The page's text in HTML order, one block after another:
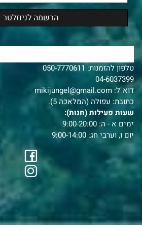
טלפון להזמנות:050-7770611
04-6037399
דוא"ל: mikijungel@gmail.com
כתובת: עפולה (המלאכה 5).
שעות פעילות (חנות):
ימים א - ה: 9:00-20:00
יום ו, וערבי חג: 9:00-14:00